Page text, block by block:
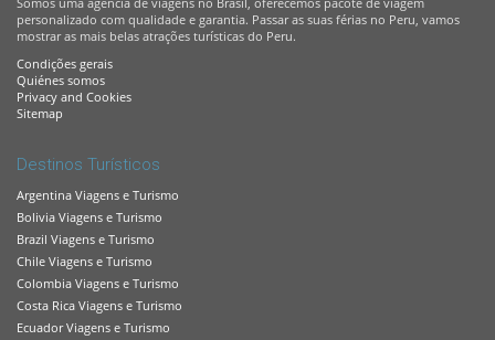
personalizado com qualidade e garantia. Passar as suas férias no Peru, vamos
mostrar as mais belas atrações turísticas do Peru.
Condições gerais
Quiénes somos
Privacy and Cookies
Sitemap
Destinos Turísticos
Argentina Viagens e Turismo
Bolivia Viagens e Turismo
Brazil Viagens e Turismo
Chile Viagens e Turismo
Colombia Viagens e Turismo
Costa Rica Viagens e Turismo
Ecuador Viagens e Turismo